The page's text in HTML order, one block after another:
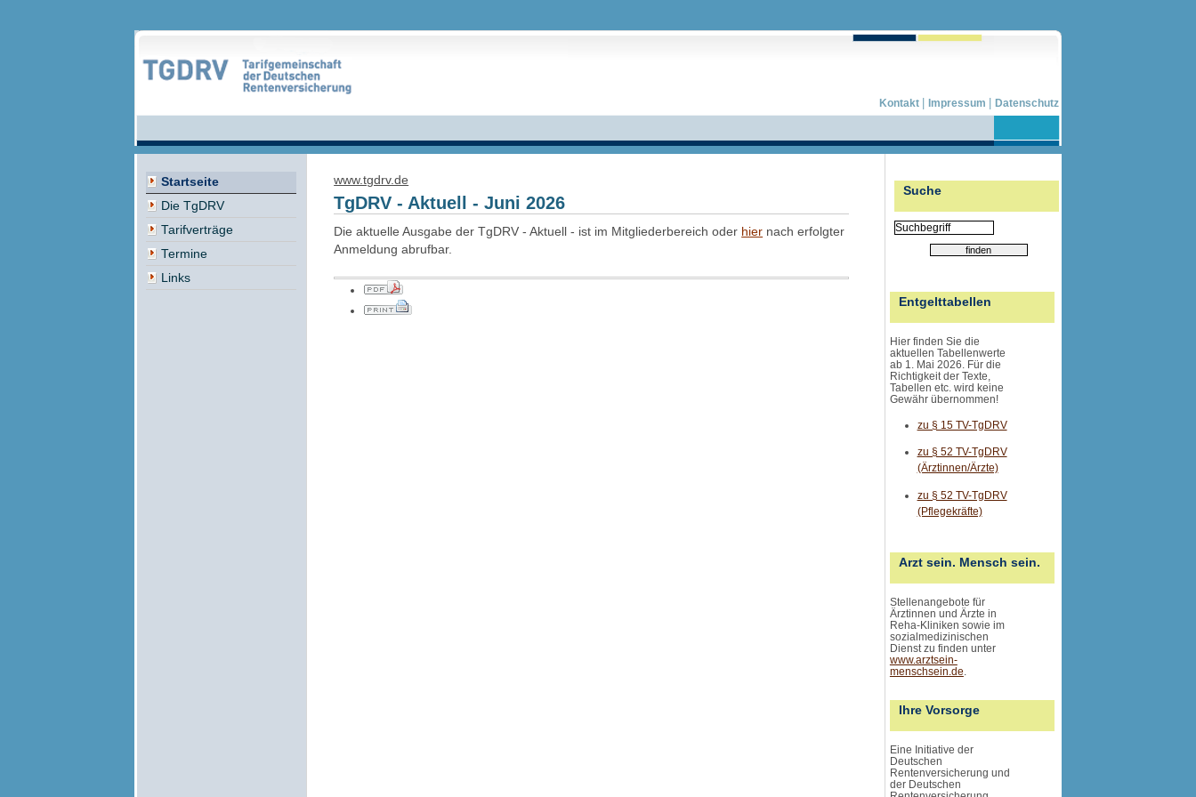
Kontakt | Impressum | Datenschutz
Startseite
Die TgDRV
Tarifverträge
Termine
Links
Suche
Entgelttabellen
Hier finden Sie die
aktuellen Tabellenwerte
ab 1. Mai 2026. Für die
Richtigkeit der Texte,
Tabellen etc. wird keine
Gewähr übernommen!
zu § 15 TV-TgDRV
zu § 52 TV-TgDRV
(Ärztinnen/Ärzte)
zu § 52 TV-TgDRV
(Pflegekräfte)
Arzt sein. Mensch sein.
Stellenangebote für
Ärztinnen und Ärzte in
Reha-Kliniken sowie im
sozialmedizinischen
Dienst zu finden unter
www.arztsein-
menschsein.de.
Ihre Vorsorge
Eine Initiative der
Deutschen
Rentenversicherung und
der Deutschen
www.tgdrv.de
TgDRV - Aktuell - Juni 2026
Die aktuelle Ausgabe der TgDRV - Aktuell - ist im Mitgliederbereich oder hier nach erfolgter
Anmeldung abrufbar.